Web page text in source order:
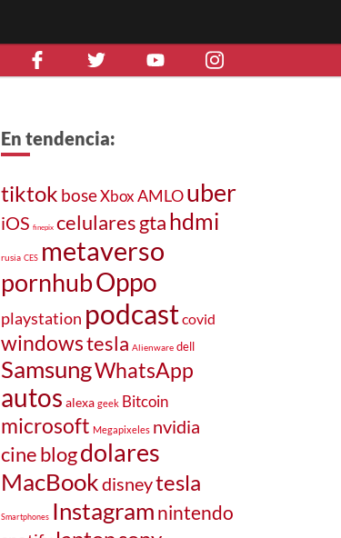
En tendencia:
tiktok boseXboxAMLOuber
iOS finepix celularesgtahdmi
rusia CES metaverso
pornhubOppo
playstation podcast covid
windowstesla Alienware dell
SamsungWhatsApp
autos alexa geek Bitcoin
microsoft Megapixeles nvidia
cineblogdolares
MacBookdisneytesla
Smartphones Instagram nintendo